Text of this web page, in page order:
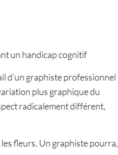
un handicap cognitif
d’un graphiste professionnel
plus graphique du
radicalement différent,
les fleurs. Un graphiste pourra,